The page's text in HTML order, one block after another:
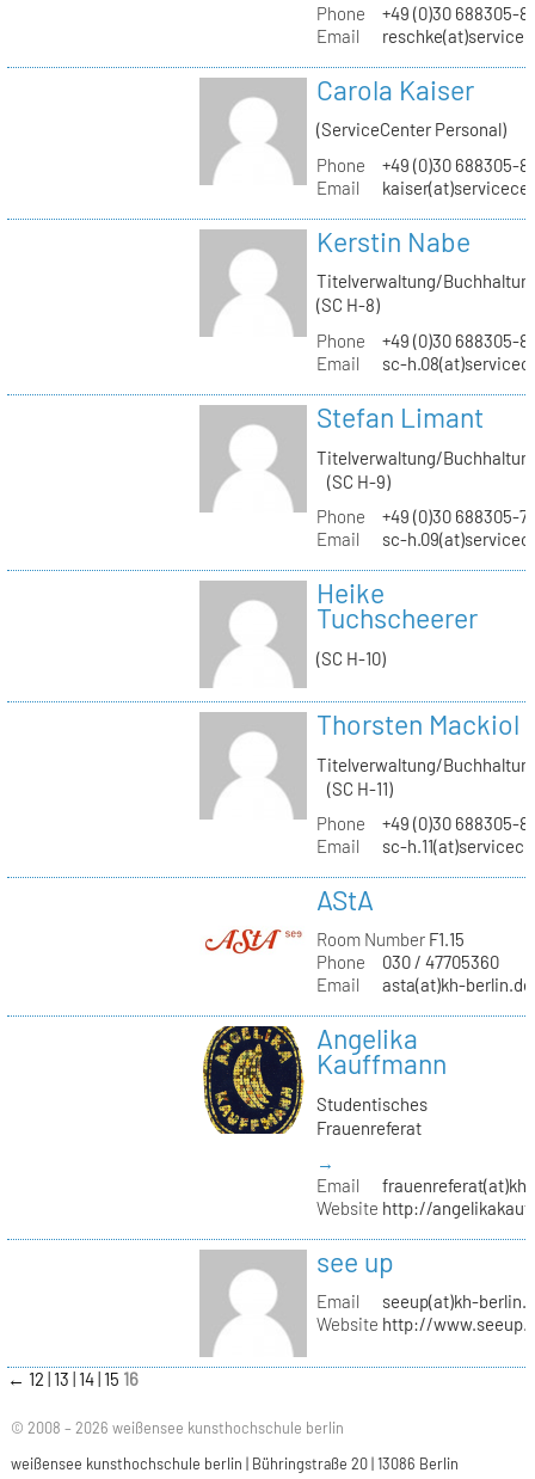
Phone
+49 (0)30 688305-
Email
Carola Kaiser
(ServiceCenter Personal)
Phone
+49 (0)30 688305-
Email
Kerstin Nabe
Titelverwaltung/
(SC H-8)
Phone
+49 (0)30 688305-
Email
sc-
Stefan Limant
Titelverwaltung/
(SC H-9)
Phone
+49 (0)30 688305-
Email
sc-
Heike
Tuchscheerer
(SC H-10)
Thorsten Mackiol
Titelverwaltung/
(SC H-11)
Phone
+49 (0)30 688305-
Email
sc-
AStA
Room NumberF1.15
Phone
030 / 47705360
Email
asta(at)kh-berlin.de
Angelika
Kauffmann
Studentisches
Frauenreferat
→
Email
Website http://
see up
Email
seeup(at)kh-
Website http://
← 12 13 14 15 16
© 2008 – 2026 weißensee kunsthochschule berlin
weißensee kunsthochschule berlin | Bühringstraße 20 | 13086 Berlin